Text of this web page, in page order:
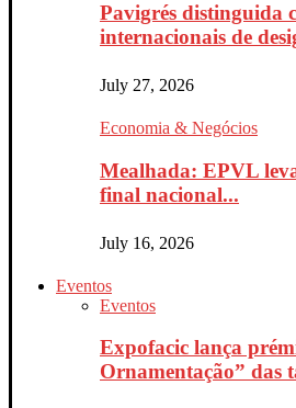
Pavigrés distinguida
internacionais de
July 27, 2026
Economia & Negócios
Mealhada: EPVL
final nacional...
July 16, 2026
Eventos
Eventos
Expofacic lança
Ornamentação” das